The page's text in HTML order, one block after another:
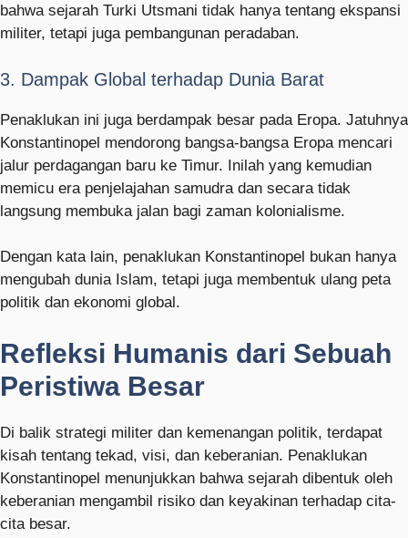
bahwa sejarah Turki Utsmani tidak hanya tentang ekspansi
militer, tetapi juga pembangunan peradaban.
3. Dampak Global terhadap Dunia Barat
Penaklukan ini juga berdampak besar pada Eropa. Jatuhnya
Konstantinopel mendorong bangsa-bangsa Eropa mencari
jalur perdagangan baru ke Timur. Inilah yang kemudian
memicu era penjelajahan samudra dan secara tidak
langsung membuka jalan bagi zaman kolonialisme.
Dengan kata lain, penaklukan Konstantinopel bukan hanya
mengubah dunia Islam, tetapi juga membentuk ulang peta
politik dan ekonomi global.
Refleksi Humanis dari Sebuah
Peristiwa Besar
Di balik strategi militer dan kemenangan politik, terdapat
kisah tentang tekad, visi, dan keberanian. Penaklukan
Konstantinopel menunjukkan bahwa sejarah dibentuk oleh
keberanian mengambil risiko dan keyakinan terhadap cita-
cita besar.